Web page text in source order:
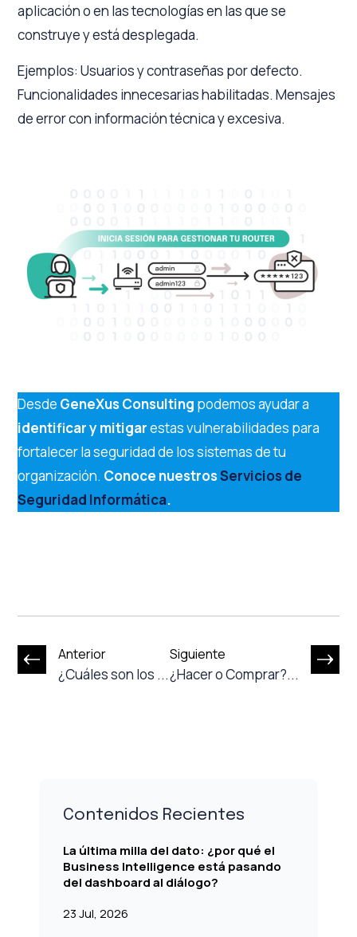
aplicación o en las tecnologías en las que se
construye y está desplegada.
Ejemplos: Usuarios y contraseñas por defecto.
Funcionalidades innecesarias habilitadas. Mensajes
de error con información técnica y excesiva.
Desde GeneXus Consulting podemos ayudar a
identificar y mitigarestas vulnerabilidades para
fortalecer la seguridad de los sistemas de tu
organización. Conoce nuestrosServicios de
Seguridad Informática.
Anterior
¿Cuáles son los ...
Siguiente
¿Hacer o Comprar?...
Contenidos Recientes
La última milla del dato: ¿por qué el
Business Intelligence está pasando
del dashboard al diálogo?
23 Jul, 2026